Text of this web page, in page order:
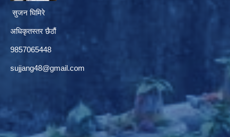
सुजन घिमिरे
अधिकृतस्तर छैठौं‌
9857065448
sujjang48@gmail.com